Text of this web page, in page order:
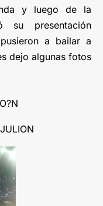
y luego de la
su presentación
a bailar a
dejo algunas fotos